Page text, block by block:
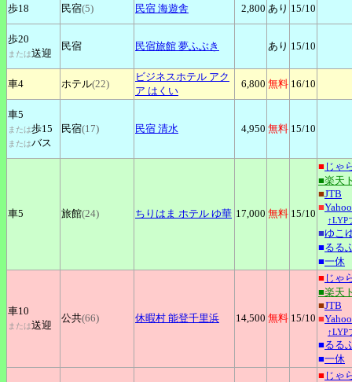
歩18 民宿(5) 民宿 海遊舎 2,800 あり 15/10
歩20
または送迎
民宿 民宿旅館 夢ふぶき あり 15/10
車4 ホテル(22)
ビジネスホテル アク
ア はくい
6,800 無料 16/10
車5
または歩15
またはバス
民宿(17) 民宿 清水 4,950 無料 15/10
車5 旅館(24) ちりはま ホテル ゆ華 17,000 無料 15/10
■ じゃ
■楽天
■JTB
■
↑LYP
■ゆこ
■るる
■一休
車10
または送迎
公共(66) 休暇村 能登千里浜 14,500 無料 15/10
■ じゃ
■楽天
■JTB
■
↑LYP
■るる
■一休
■ じゃ